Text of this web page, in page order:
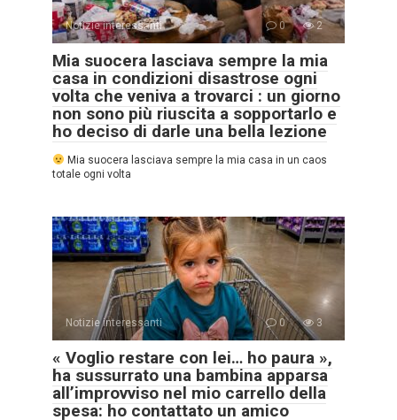
Notizie interessanti 0 2
Mia suocera lasciava sempre la mia
casa in condizioni disastrose ogni
volta che veniva a trovarci : un giorno
non sono più riuscita a sopportarlo e
ho deciso di darle una bella lezione
Mia suocera lasciava sempre la mia casa in un caos
totale ogni volta
Notizie interessanti 0 3
« Voglio restare con lei… ho paura »,
ha sussurrato una bambina apparsa
all’improvviso nel mio carrello della
spesa: ho contattato un amico